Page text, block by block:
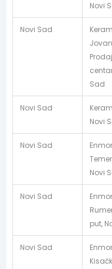
Novi
Novi Sad
Sad
Novi Sad
Novi
Novi Sad
Novi
Novi Sad
put,
Novi Sad